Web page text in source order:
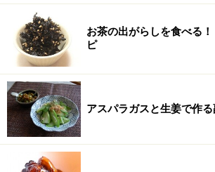
お茶の出がらしを食べる
ピ
アスパラガスと生姜で作